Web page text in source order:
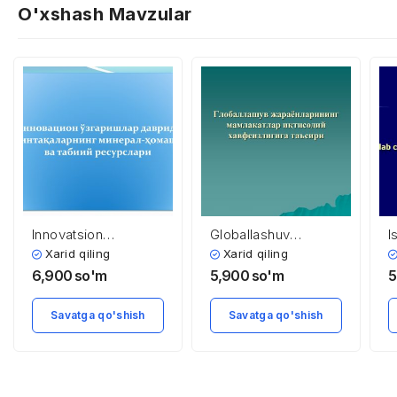
O'xshash Mavzular
Innovatsion
o’zgarishlar davrida
mintaqalarning
va tabiiy resurslari
Xarid qiling
6,900 so'm
Savatga qo'shish
Globallashuv
jarayonlarining
mamlakatlar
xavfsizligiga ta’siri
Xarid qiling
5,900 so'm
Savatga qo'shish